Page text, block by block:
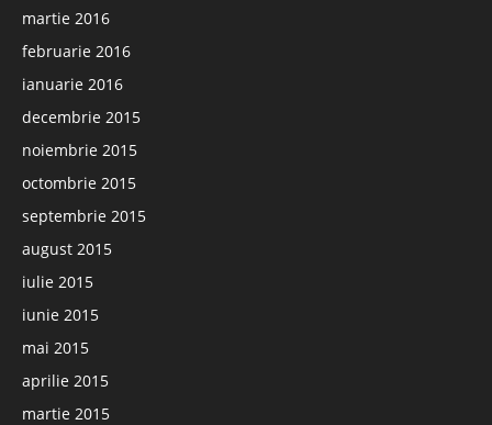
martie 2016
februarie 2016
ianuarie 2016
decembrie 2015
noiembrie 2015
octombrie 2015
septembrie 2015
august 2015
iulie 2015
iunie 2015
mai 2015
aprilie 2015
martie 2015